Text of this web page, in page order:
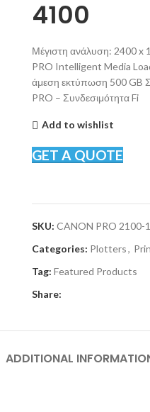
4100
Μέγιστη ανάλυση: 2400 x
PRO Intelligent Media
άμεση εκτύπωση 500 GB
PRO – Συνδεσιμότητα Fi
Add to wishlist
GET A QUOTE
SKU: CANON PRO 2100-1
Categories: Plotters,
Tag: Featured Products
Share:
ADDITIONAL